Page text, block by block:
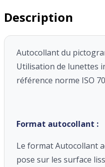
Description
Autocollant du
Utilisation de lunettes
référence norme ISO
Format autocollant :
Le format Autocollant
pose sur les surface